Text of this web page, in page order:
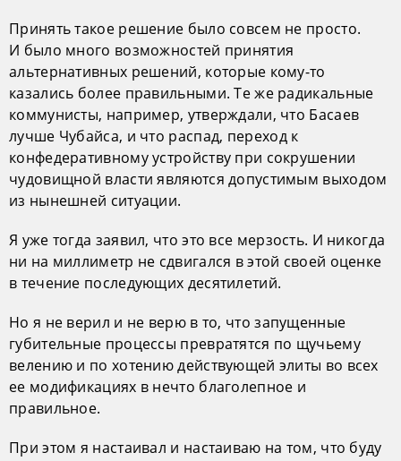
Принять такое решение было совсем не просто.
И было много возможностей принятия
альтернативных решений, которые кому-то
казались более правильными. Те же радикальные
коммунисты, например, утверждали, что Басаев
лучше Чубайса, и что распад, переход к
конфедеративному устройству при сокрушении
чудовищной власти являются допустимым выходом
из нынешней ситуации.
Я уже тогда заявил, что это все мерзость. И никогда
ни на миллиметр не сдвигался в этой своей оценке
в течение последующих десятилетий.
Но я не верил и не верю в то, что запущенные
губительные процессы превратятся по щучьему
велению и по хотению действующей элиты во всех
ее модификациях в нечто благолепное и
правильное.
При этом я настаивал и настаиваю на том, что буду